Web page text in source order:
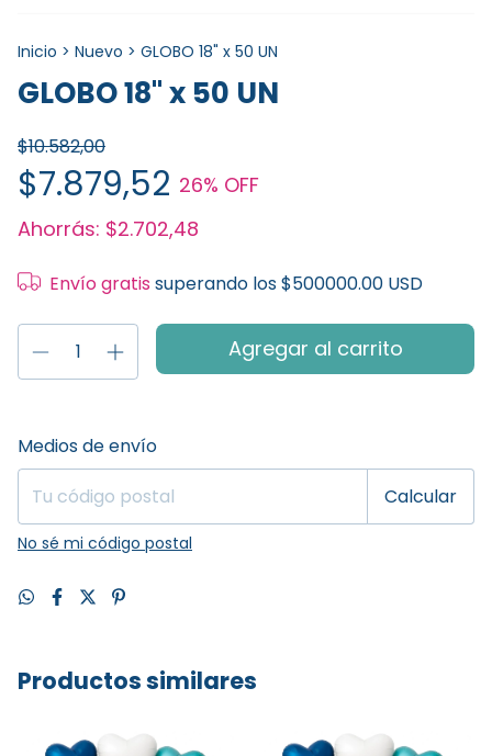
Inicio > Nuevo > GLOBO 18" x 50 UN
GLOBO 18" x 50 UN
$10.582,00
$7.879,52 26% OFF
Ahorrás: $2.702,48
Envío gratis superando los$500000.00 USD
Entregas para el CP:
Medios de envío
Calcular
No sé mi código postal
Productos similares